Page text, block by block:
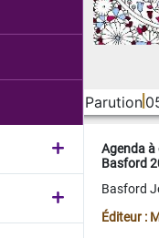
Parution
Agenda
Basford
Basford
Éditeur :